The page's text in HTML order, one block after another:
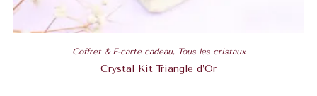
Coffret & E-carte cadeau, Tous les cristaux
Crystal Kit Triangle d’Or